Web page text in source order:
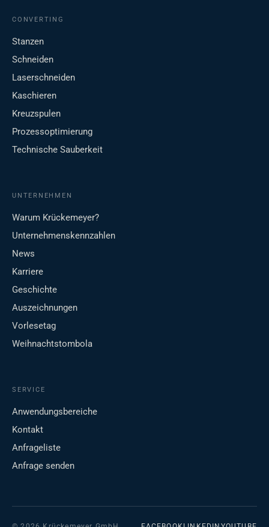
CONVERTING
Stanzen
Schneiden
Laserschneiden
Kaschieren
Kreuzspulen
Prozessoptimierung
Technische Sauberkeit
UNTERNEHMEN
Warum Krückemeyer?
Unternehmenskennzahlen
News
Karriere
Geschichte
Auszeichnungen
Vorlesetag
Weihnachtstombola
SERVICE
Anwendungsbereiche
Kontakt
Anfrageliste
Anfrage senden